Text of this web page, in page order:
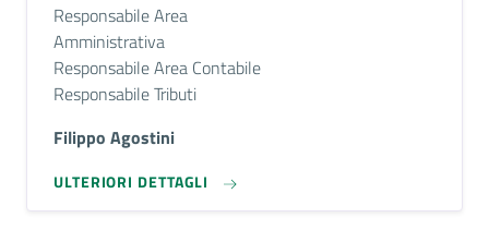
Descrizione breve
Responsabile Area
Amministrativa
Responsabile Area Contabile
Responsabile Tributi
Filippo Agostini
ULTERIORI DETTAGLI